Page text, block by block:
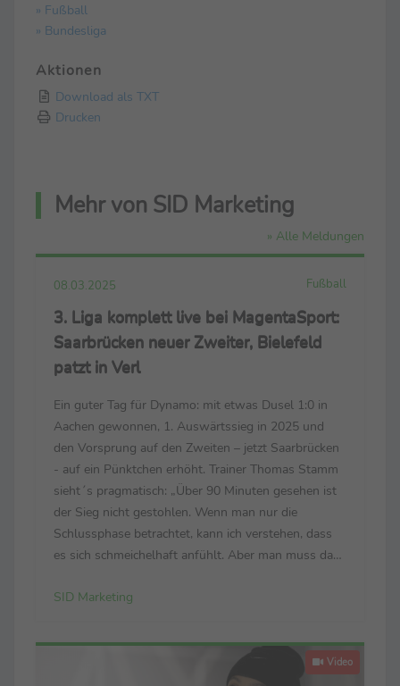
» Fußball
» Bundesliga
Aktionen
Download als TXT
Drucken
Mehr von SID Marketing
» Alle Meldungen
08.03.2025 Fußball
3. Liga komplett live bei MagentaSport:
Saarbrücken neuer Zweiter, Bielefeld
patzt in Verl
Ein guter Tag für Dynamo: mit etwas Dusel 1:0 in
Aachen gewonnen, 1. Auswärtssieg in 2025 und
den Vorsprung auf den Zweiten – jetzt Saarbrücken
- auf ein Pünktchen erhöht. Trainer Thomas Stamm
sieht´s pragmatisch: „Über 90 Minuten gesehen ist
der Sieg nicht gestohlen. Wenn man nur die
Schlussphase betrachtet, kann ich verstehen, dass
es sich schmeichelhaft anfühlt. Aber man muss das
in Ordnung.“ Sieht sein Pendant Heiner ...
SID Marketing
Video